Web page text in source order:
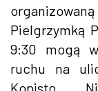
organizowaną
Pielgrzymką
9:30 mogą
ruchu na
Kopisto,